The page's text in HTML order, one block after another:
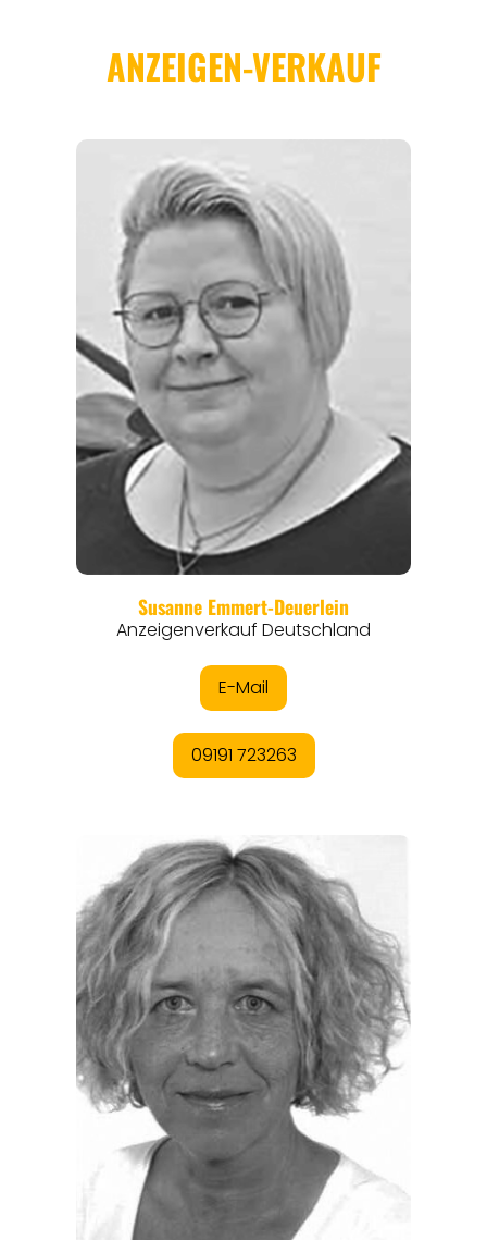
REGIONEN
ORTE
EVENTS
REISEFÜHRER
REISEMAGAZINE
THEMEN
ANGEBOTE